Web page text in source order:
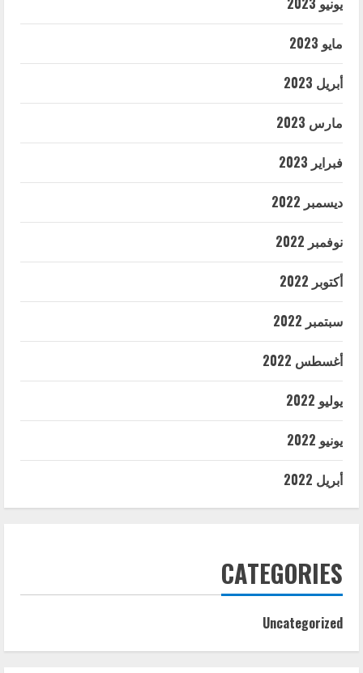
مايو 2023
أبريل 2023
مارس 2023
فبراير 2023
ديسمبر 2022
نوفمبر 2022
أكتوبر 2022
سبتمبر 2022
أغسطس 2022
يوليو 2022
يونيو 2022
أبريل 2022
CATEGORIES
Uncategorized